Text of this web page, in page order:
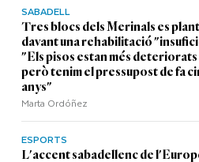
SABADELL
Tres blocs dels Merinals es
davant una rehabilitació
"Els pisos estan més deteriorats
però tenim el pressupost de fa
anys"
Marta Ordóñez
ESPORTS
L'accent sabadellenc de